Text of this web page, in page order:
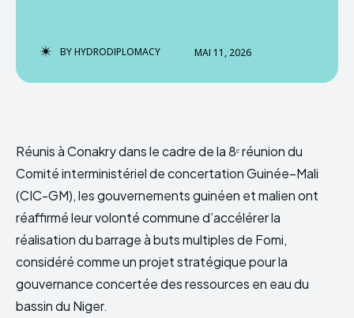
BYHYDRODIPLOMACY MAI 11, 2026
Réunis à Conakry dans le cadre de la 8ᵉ réunion du
Comité interministériel de concertation Guinée–Mali
(CIC-GM), les gouvernements guinéen et malien ont
réaffirmé leur volonté commune d’accélérer la
réalisation du barrage à buts multiples de Fomi,
considéré comme un projet stratégique pour la
gouvernance concertée des ressources en eau du
bassin du Niger.